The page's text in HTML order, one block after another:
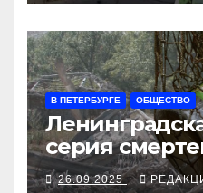
В ПЕТЕРБУРГЕ ОБЩЕСТВО
серия
26.09.2025